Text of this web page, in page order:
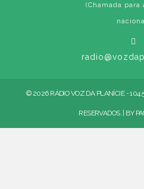
(Chamada para
© 2026 RÁDIO VOZ DA PLANÍCIE -
RESERVADOS. | BY